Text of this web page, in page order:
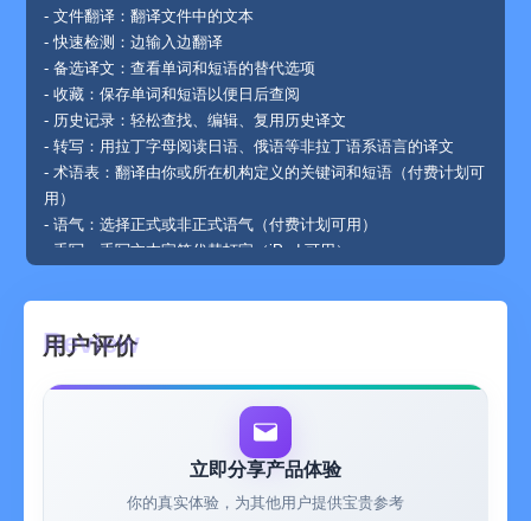
- 文件翻译：翻译文件中的文本
- 快速检测：边输入边翻译
- 备选译文：查看单词和短语的替代选项
- 收藏：保存单词和短语以便日后查阅
- 历史记录：轻松查找、编辑、复用历史译文
- 转写：用拉丁字母阅读日语、俄语等非拉丁语系语言的译文
- 术语表：翻译由你或所在机构定义的关键词和短语（付费计划可
用）
- 语气：选择正式或非正式语气（付费计划可用）
- 手写：手写文本字符代替打字（iPad 可用）
力的文本
功能支持因语言而异。目前可用：阿非利卡语、阿尔巴尼亚语、
阿拉伯语、阿拉贡语、阿萨姆语、阿塞拜疆语、爱尔兰语、艾马
拉语、爱沙尼亚语、奥克语、巴什基尔语、巴斯克语、白俄罗斯
语、邦阿西楠语、邦板牙语、保加利亚语、冰岛语、博杰普尔
语、波兰语、波斯语、波斯尼亚语、布列塔尼语、茨瓦纳语、聪
加语、达里语、丹麦语、德语*、俄语、法语*、梵语、芬兰语、
用户评价
立即分享产品体验
你的真实体验，为其他用户提供宝贵参考